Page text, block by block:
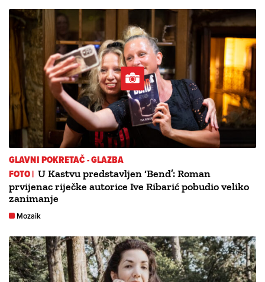
GLAVNI POKRETAČ - GLAZBA
FOTO | U Kastvu predstavljen ‘Bend’: Roman
prvijenac riječke autorice Ive Ribarić pobudio veliko
zanimanje
Mozaik